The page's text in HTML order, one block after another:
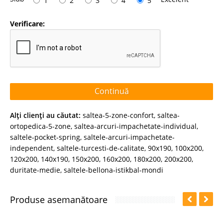
Verificare:
Continuă
Alţi clienţi au căutat: saltea-5-zone-confort, saltea-
ortopedica-5-zone, saltea-arcuri-impachetate-individual,
saltele-pocket-spring, saltele-arcuri-impachetate-
independent, saltele-turcesti-de-calitate, 90x190, 100x200,
120x200, 140x190, 150x200, 160x200, 180x200, 200x200,
duritate-medie, saltele-bellona-istikbal-mondi
Produse asemanătoare